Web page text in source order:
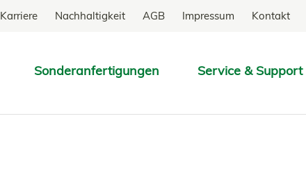
Karriere Nachhaltigkeit AGB Impressum Kontakt
Sonderanfertigungen Service & Support
SUCHEN